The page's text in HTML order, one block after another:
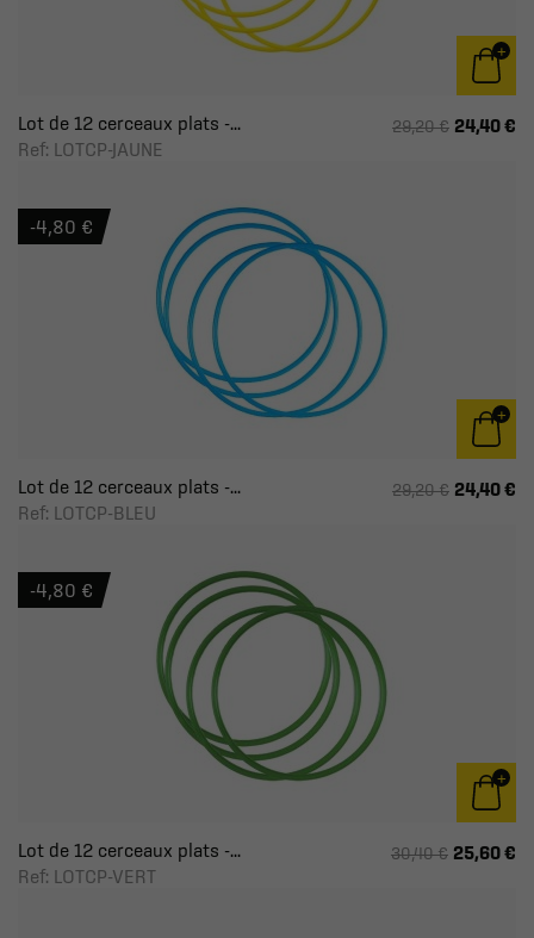
Lot de 12 cerceaux plats -...
Ref: LOTCP-JAUNE
29,20 € 24,40 €
Lot de 12 cerceaux plats -...
Ref: LOTCP-BLEU
29,20 € 24,40 €
-4,80 €
Lot de 12 cerceaux plats -...
Ref: LOTCP-VERT
30,40 € 25,60 €
-4,80 €